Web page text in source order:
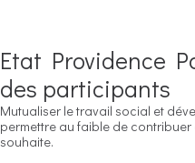
Etat Providence
des participants
Mutualiser le travail social et
permettre au faible de
souhaite.